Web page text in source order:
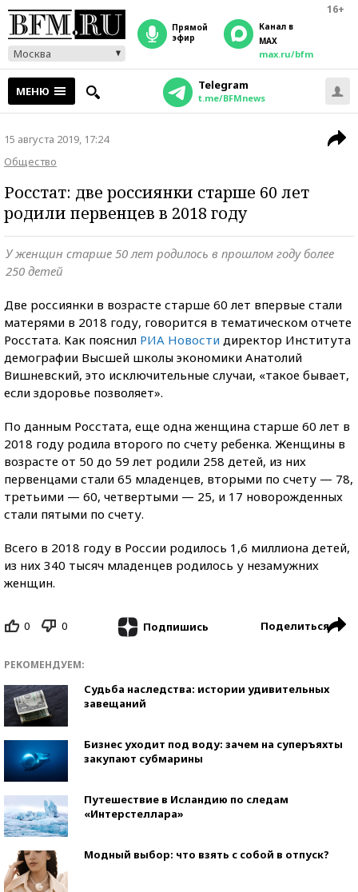
16+
Москва
прямой
эфир
Канал в
MAX
max.ru/bfm
МЕНЮ Telegram
t.me/BFMnews
15 августа 2019, 17:24
Общество
Росстат: две россиянки старше 60 лет
родили первенцев в 2018 году
У женщин старше 50 лет родилось в прошлом году более
250 детей
Две россиянки в возрасте старше 60 лет впервые стали
матерями в 2018 году, говорится в тематическом отчете
Росстата. Как пояснил РИА Новости директор Института
демографии Высшей школы экономики Анатолий
Вишневский, это исключительные случаи, «такое бывает,
если здоровье позволяет».
По данным Росстата, еще одна женщина старше 60 лет в
2018 году родила второго по счету ребенка. Женщины в
возрасте от 50 до 59 лет родили 258 детей, из них
первенцами стали 65 младенцев, вторыми по счету — 78,
третьими — 60, четвертыми — 25, и 17 новорожденных
стали пятыми по счету.
Всего в 2018 году в России родилось 1,6 миллиона детей,
из них 340 тысяч младенцев родилось у незамужних
женщин.
0 0 Подпишись Поделиться
РЕКОМЕНДУЕМ:
Судьба наследства: истории удивительных
завещаний
Бизнес уходит под воду: зачем на суперъяхты
закупают субмарины
Путешествие в Исландию по следам
«Интерстеллара»
Модный выбор: что взять с собой в отпуск?